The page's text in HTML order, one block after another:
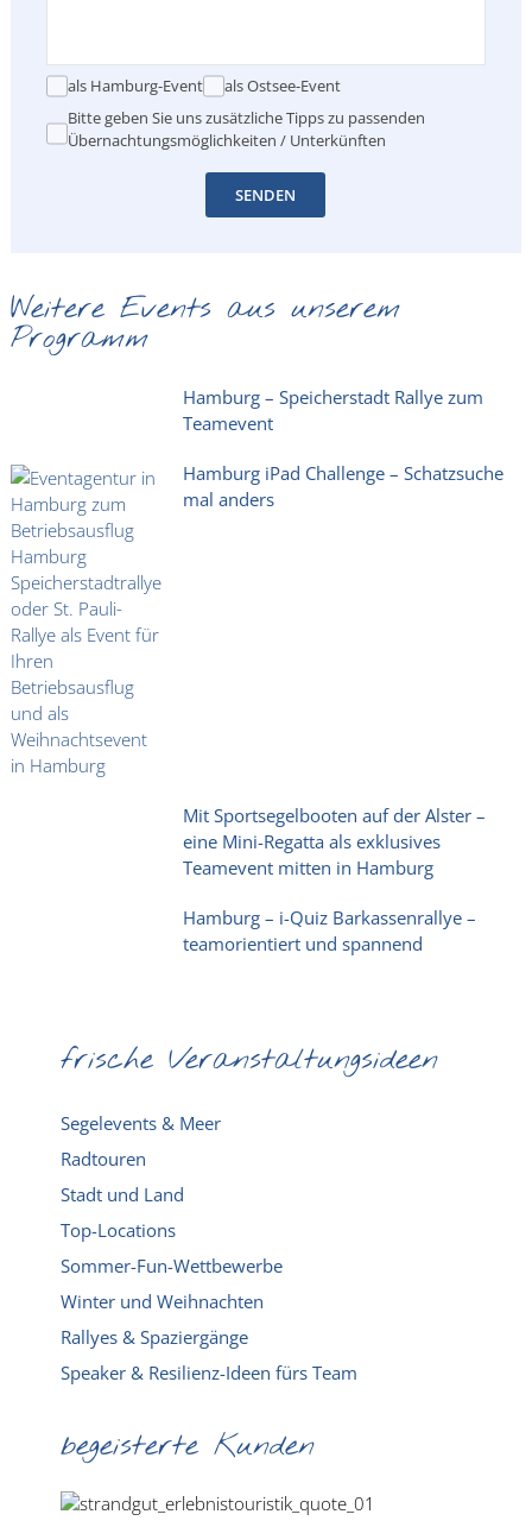
als Hamburg-Event
als Ostsee-Event
Bitte geben Sie uns zusätzliche Tipps zu passenden
Übernachtungsmöglichkeiten / Unterkünften
SENDEN
Weitere Events aus unserem
Programm
Hamburg – Speicherstadt Rallye zum
Teamevent
Hamburg iPad Challenge – Schatzsuche
mal anders
Mit Sportsegelbooten auf der Alster –
eine Mini-Regatta als exklusives
Teamevent mitten in Hamburg
Hamburg – i-Quiz Barkassenrallye –
teamorientiert und spannend
frische Veranstaltungsideen
Segelevents & Meer
Radtouren
Stadt und Land
Top-Locations
Sommer-Fun-Wettbewerbe
Winter und Weihnachten
Rallyes & Spaziergänge
Speaker & Resilienz-Ideen fürs Team
begeisterte Kunden